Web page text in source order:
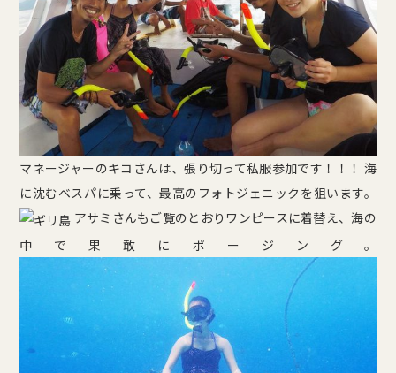
マネージャーのキコさんは、張り切って私服参加です！！！ 海
に沈むベスパに乗って、最高のフォトジェニックを狙います。
アサミさんもご覧のとおりワンピースに着替え、海の
中で果敢にポージング。